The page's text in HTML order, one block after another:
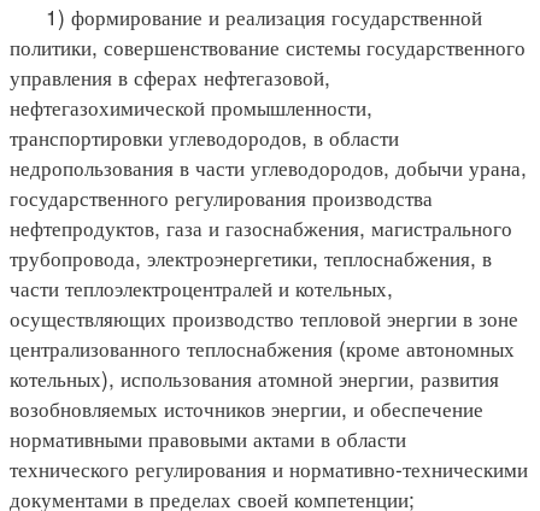
1) формирование и реализация государственной
политики, совершенствование системы государственного
управления в сферах нефтегазовой,
нефтегазохимической промышленности,
транспортировки углеводородов, в области
недропользования в части углеводородов, добычи урана,
государственного регулирования производства
нефтепродуктов, газа и газоснабжения, магистрального
трубопровода, электроэнергетики, теплоснабжения, в
части теплоэлектроцентралей и котельных,
осуществляющих производство тепловой энергии в зоне
централизованного теплоснабжения (кроме автономных
котельных), использования атомной энергии, развития
возобновляемых источников энергии, и обеспечение
нормативными правовыми актами в области
технического регулирования и нормативно-техническими
документами в пределах своей компетенции;